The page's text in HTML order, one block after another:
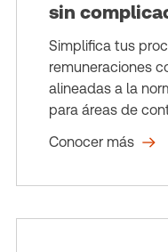
sin
Simplifica tus
remuneraciones
alineadas a la
para áreas de
Conocer más